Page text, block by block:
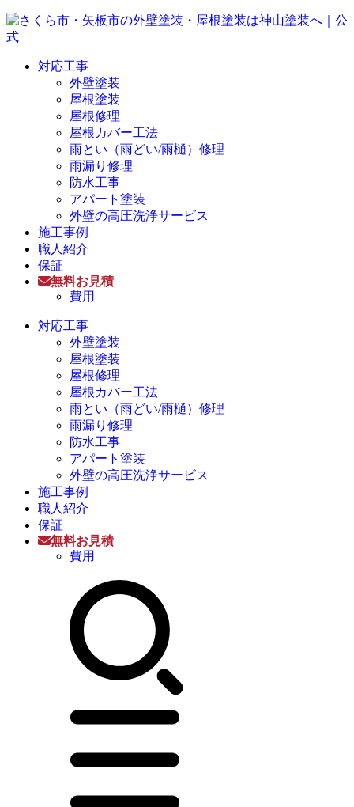
対応工事
外壁塗装
屋根塗装
屋根修理
屋根カバー工法
雨とい（雨どい/雨樋）修理
雨漏り修理
防水工事
アパート塗装
外壁の高圧洗浄サービス
施工事例
職人紹介
保証
無料お見積
費用
対応工事
外壁塗装
屋根塗装
屋根修理
屋根カバー工法
雨とい（雨どい/雨樋）修理
雨漏り修理
防水工事
アパート塗装
外壁の高圧洗浄サービス
施工事例
職人紹介
保証
無料お見積
費用